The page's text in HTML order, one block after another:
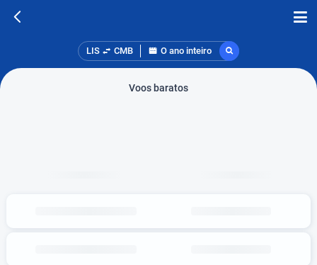
LIS CMB O ano inteiro
Voos baratos